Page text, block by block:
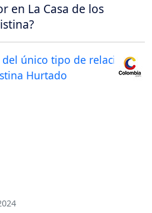
en La Casa de los